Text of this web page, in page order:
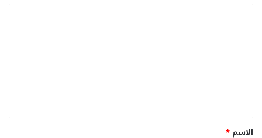
ق
*
الاسم *